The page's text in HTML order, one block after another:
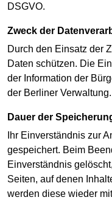
DSGVO.
Zweck der
Durch den Einsatz der
Daten schützen. Die
der Information der
der Berliner Verwaltung.
Dauer der
Ihr Einverständnis zur
gespeichert. Beim
Einverständnis
Seiten, auf denen
werden diese wieder